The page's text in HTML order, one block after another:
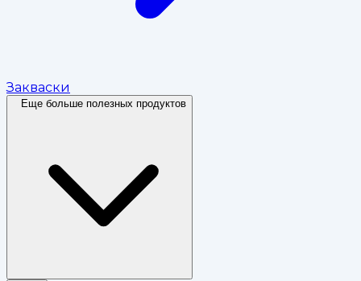
Закваски
Еще больше полезных продуктов